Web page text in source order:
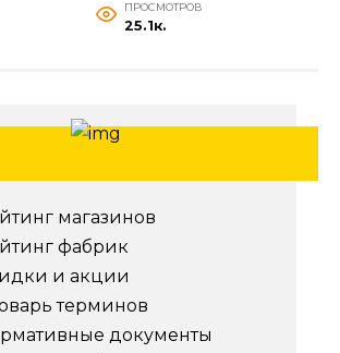
ПРОСМОТРОВ
25.1к.
магазинов
фабрик
и акции
терминов
документы